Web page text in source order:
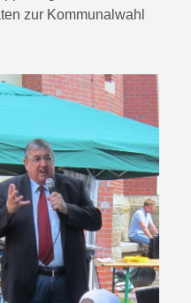
zur Kommunalwahl